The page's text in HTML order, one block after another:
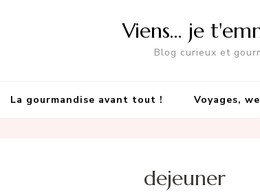
Viens… je
Blog curieux et
La gourmandise avant tout ! Voyages,
dejeuner